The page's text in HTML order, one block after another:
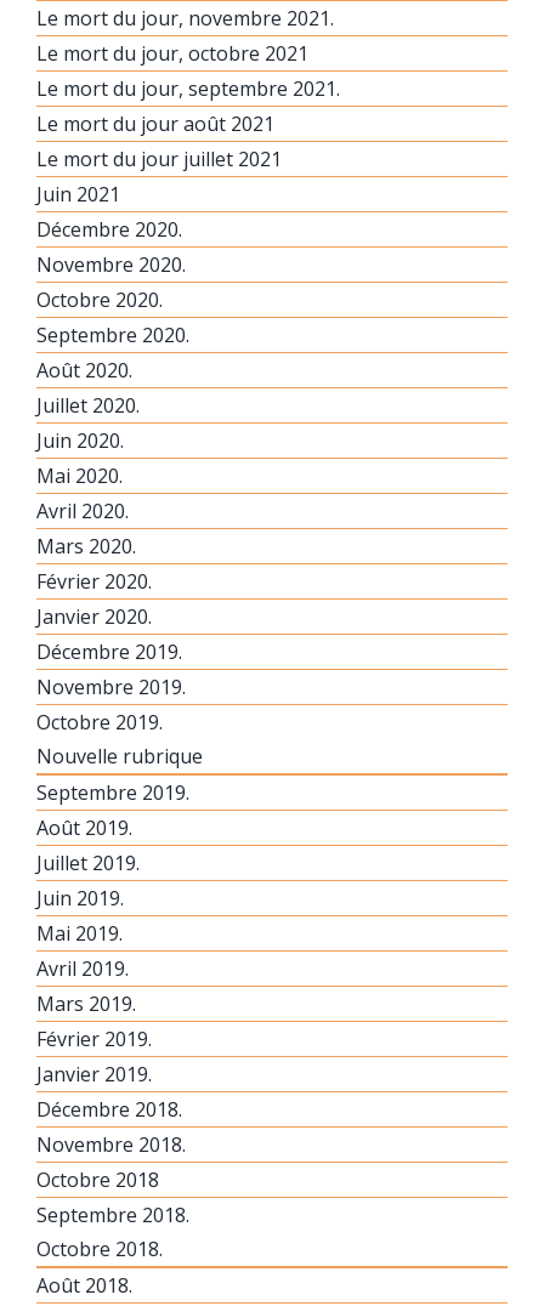
Le mort du jour, novembre 2021.
Le mort du jour, octobre 2021
Le mort du jour, septembre 2021.
Le mort du jour août 2021
Le mort du jour juillet 2021
Juin 2021
Décembre 2020.
Novembre 2020.
Octobre 2020.
Septembre 2020.
Août 2020.
Juillet 2020.
Juin 2020.
Mai 2020.
Avril 2020.
Mars 2020.
Février 2020.
Janvier 2020.
Décembre 2019.
Novembre 2019.
Octobre 2019.
Nouvelle rubrique
Septembre 2019.
Août 2019.
Juillet 2019.
Juin 2019.
Mai 2019.
Avril 2019.
Mars 2019.
Février 2019.
Janvier 2019.
Décembre 2018.
Novembre 2018.
Octobre 2018
Septembre 2018.
Octobre 2018.
Août 2018.